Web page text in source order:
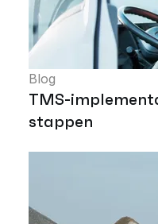
Blog
TMS-
stappen